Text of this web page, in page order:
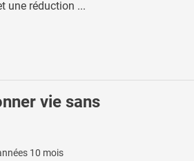
une réduction ...
vie sans
10 mois